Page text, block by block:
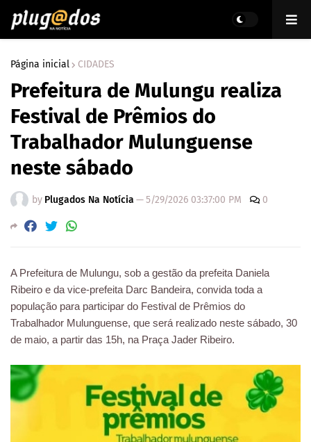
Página inicial CIDADES
Prefeitura de Mulungu realiza
Festival de Prêmios do
Trabalhador Mulunguense
neste sábado
by Plugados Na Notícia —5/29/2026 03:37:00 PM 0
A Prefeitura de Mulungu, sob a gestão da prefeita Daniela
Ribeiro e da vice-prefeita Darc Bandeira, convida toda a
população para participar do Festival de Prêmios do
Trabalhador Mulunguense, que será realizado neste sábado, 30
de maio, a partir das 15h, na Praça Jader Ribeiro.